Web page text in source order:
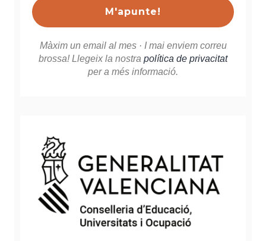
Màxim un email al mes · I mai enviem correu
brossa! Llegeix la nostra política de privacitat
per a més informació.